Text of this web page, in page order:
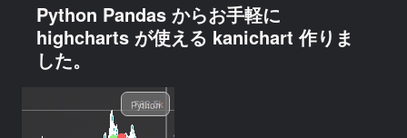
Python Pandas からお手軽に
highcharts が使える kanichart 作りま
した。
Python